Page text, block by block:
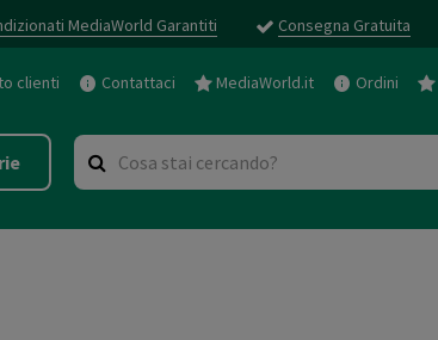
MediaWorld Garantiti Consegna Gratuita
clienti Contattaci MediaWorld.it Ordini